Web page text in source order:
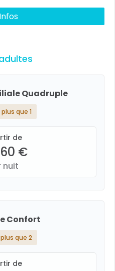
Infos
Quadruple
plus que 1
de
€
nuit
Confort
plus que 2
de